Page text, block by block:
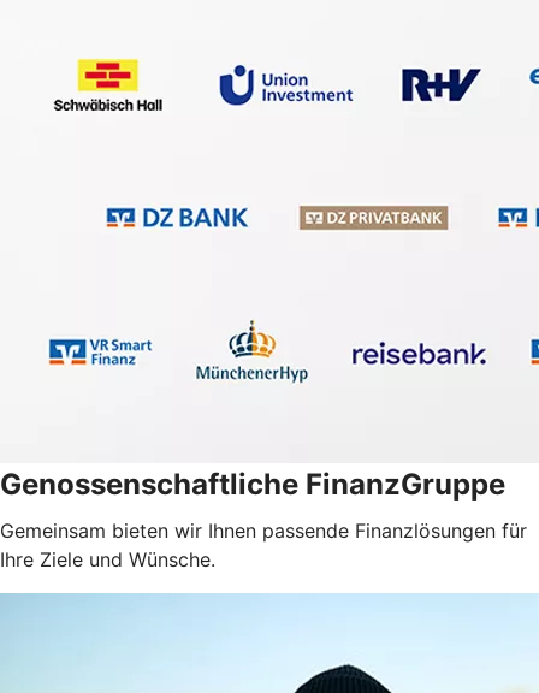
Genossenschaftliche FinanzGruppe
Gemeinsam bieten wir Ihnen passende Finanzlösungen für
Ihre Ziele und Wünsche.